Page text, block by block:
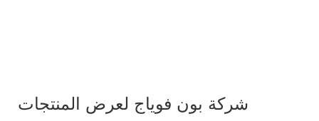
شركة بون فوياج لعرض المنتجات